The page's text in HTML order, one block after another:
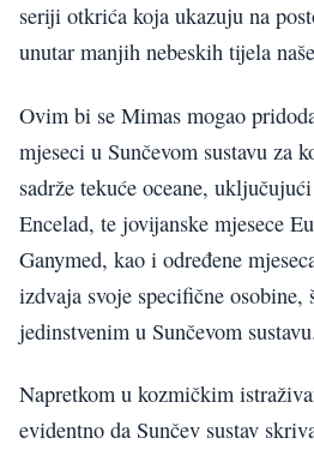
seriji otkrića koja ukazuju na
unutar manjih nebeskih tijela
Ovim bi se Mimas mogao
mjeseci u Sunčevom sustavu za
sadrže tekuće oceane,
Encelad, te jovijanske mjesece
Ganymed, kao i određene
izdvaja svoje specifične osobine,
jedinstvenim u Sunčevom
Napretkom u kozmičkim
evidentno da Sunčev sustav